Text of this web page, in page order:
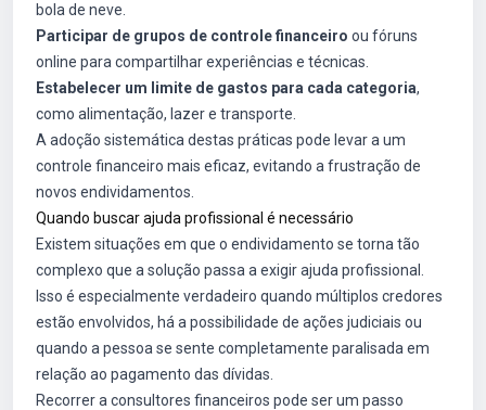
bola de neve.
Participar de grupos de controle financeiro ou fóruns
online para compartilhar experiências e técnicas.
Estabelecer um limite de gastos para cada categoria,
como alimentação, lazer e transporte.
A adoção sistemática destas práticas pode levar a um
controle financeiro mais eficaz, evitando a frustração de
novos endividamentos.
Quando buscar ajuda profissional é necessário
Existem situações em que o endividamento se torna tão
complexo que a solução passa a exigir ajuda profissional.
Isso é especialmente verdadeiro quando múltiplos credores
estão envolvidos, há a possibilidade de ações judiciais ou
quando a pessoa se sente completamente paralisada em
relação ao pagamento das dívidas.
Recorrer a consultores financeiros pode ser um passo